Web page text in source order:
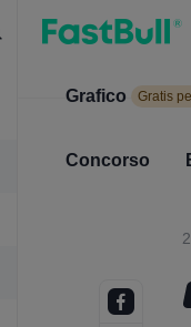
Cerca
Grafico Gratis
Concorso